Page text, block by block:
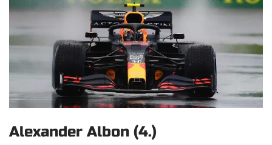
Alexander Albon (4.)